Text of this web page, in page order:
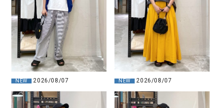
NEW 2026/08/07 NEW 2026/08/07